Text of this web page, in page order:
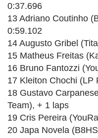
0:37.696
13 Adriano Coutinho
0:59.102
14 Augusto Gribel
15 Matheus Freitas
16 Bruno Fantozzi
17 Kleiton Chochi (LP
18 Gustavo
Team), + 1 laps
19 Cris Pereira
20 Japa Novela